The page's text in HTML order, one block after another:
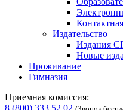
Издательство
Издания
Новые
Проживание
Гимназия
Приемная комиссия:
8 (800) 333 52 02